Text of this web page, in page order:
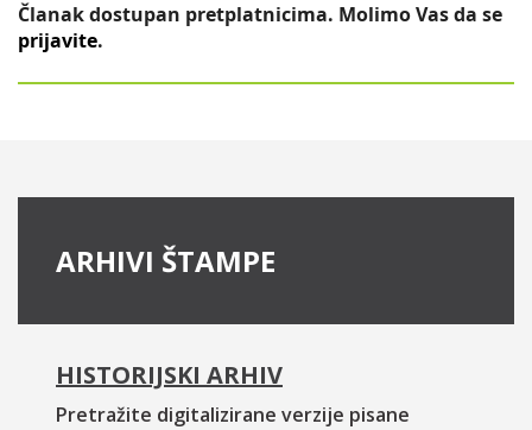
Članak dostupan pretplatnicima. Molimo Vas da se
prijavite.
ARHIVI ŠTAMPE
HISTORIJSKI ARHIV
Pretražite digitalizirane verzije pisane